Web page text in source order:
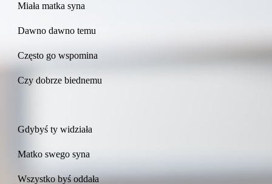
Miała matka syna
Dawno dawno temu
Często go wspomina
Czy dobrze biednemu
Gdybyś ty widziała
Matko swego syna
Wszystko byś oddała